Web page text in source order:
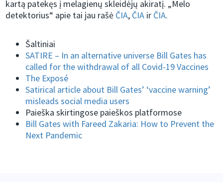
kartą patekęs į melagienų skleidėjų akiratį. „Melo
detektorius“ apie tai jau rašė ČIA, ČIA ir ČIA.
Šaltiniai
SATIRE – In an alternative universe Bill Gates has
called for the withdrawal of all Covid-19 Vaccines
The Exposé
Satirical article about Bill Gates’ ‘vaccine warning’
misleads social media users
Paieška skirtingose paieškos platformose
Bill Gates with Fareed Zakaria: How to Prevent the
Next Pandemic